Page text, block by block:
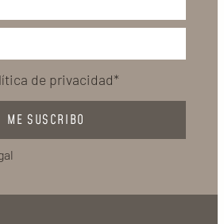
de privacidad*
ME SUSCRIBO